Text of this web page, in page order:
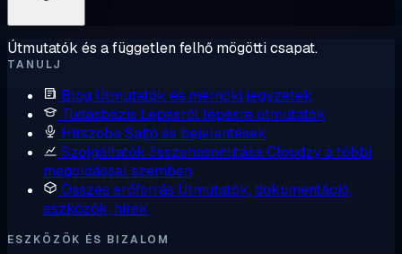
Útmutatók és a független felhő mögötti csapat.
TANULJ
Blog Útmutatók és mérnöki jegyzetek
Tudásbázis Lépésről lépésre útmutatók
HírszobaSajtó és bejelentések
Szolgáltatók összehasonlításaCloudzy a többi
megoldással szemben
Összes erőforrás Útmutatók, dokumentáció,
eszközök, hírek
ESZKÖZÖK ÉS BIZALOM